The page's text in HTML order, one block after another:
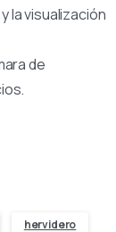
la visualización
de
hervidero